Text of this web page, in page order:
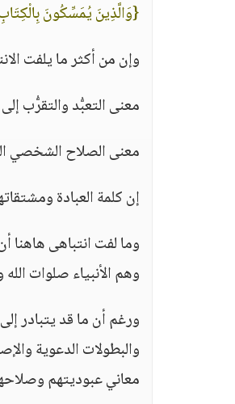
{وَالَّذِينَ يُمَسِّكُونَ
وإن من أكثر ما يلفت
معنى التعبُّد والتقرُّب
معنى الصلاح الشخصي
إن كلمة العبادة
وما لفت انتباهى هاهنا
وهم الأنبياء صلوات
ورغم أن ما قد يتبادر
والبطولات الدعوية
معاني عبوديتهم